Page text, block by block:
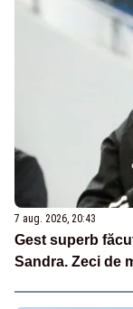
7 aug. 2026, 20:43
Gest superb
Sandra. Zeci de